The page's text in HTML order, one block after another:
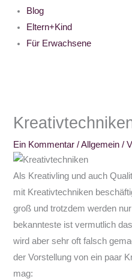
Blog
Eltern+Kind
Für Erwachsene
Ein Kommentar /Allgemein /
Als Kreativling und auch
mit Kreativtechniken
groß und trotzdem werden
bekannteste ist vermutlich das
wird aber sehr oft falsch
der Vorstellung von ein paar
mag: